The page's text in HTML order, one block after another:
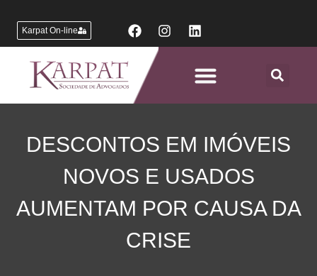
Karpat On-line
DESCONTOS EM IMÓVEIS
NOVOS E USADOS
AUMENTAM POR CAUSA DA
CRISE